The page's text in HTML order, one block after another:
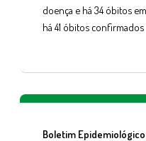
doença e há 34 óbitos
há 41 óbitos
Boletim